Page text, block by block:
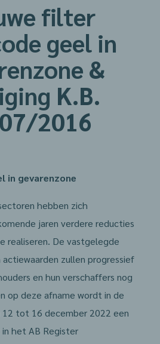
filter
geel in
&
K.B.
2016
in gevarenzone
hebben zich
jaren verdere reducties
realiseren. De vastgelegde
zullen progressief
en hun verschaffers nog
op deze afname wordt in de
12 tot 16 december 2022 een
het AB Register